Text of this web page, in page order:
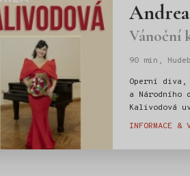
Vánoční
90 min,
Operní
a Národního
Kalivodová
s klavírním
vánočními a
INFORMACE &